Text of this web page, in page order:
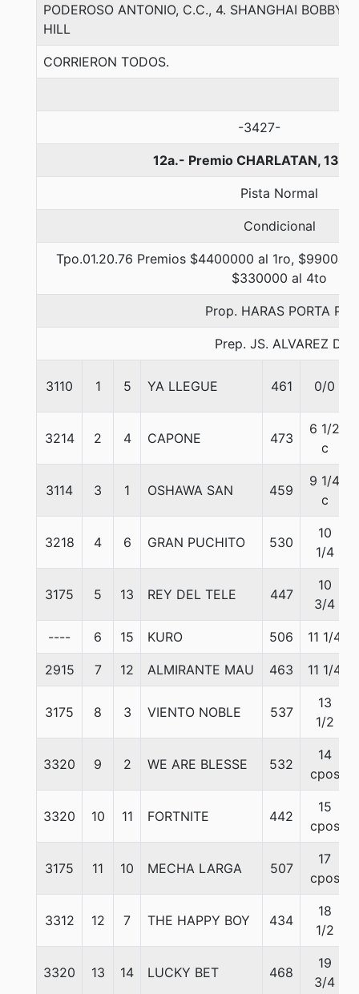
PODEROSO ANTONIO, C.C., 4. SHANGHAI BOBBY-
HILL
CORRIERON TODOS.
-3427-
12a.- Premio CHARLATAN,
Pista Normal
Condicional
Tpo.01.20.76 Premios $4400000 al 1ro,
$330000 al 4to
Prop. HARAS PORTA PIA
Prep. JS. ALVAREZ D.
3110 1 5 YA LLEGUE 461 0/0
3214 2 4 CAPONE 473
6 1/2
c
3114 3 1 OSHAWA SAN 459
9 1/4
c
3218 4 6 GRAN PUCHITO 530
10
1/4
3175 5 13 REY DEL TELE 447
10
3/4
---- 6 15 KURO 506 11 1/4
2915 7 12 ALMIRANTE MAU 463 11 1/4
3175 8 3 VIENTO NOBLE 537
13
1/2
3320 9 2 WE ARE BLESSE 532
14
cpos
3320 10 11 FORTNITE 442
15
cpos
3175 11 10 MECHA LARGA 507
17
cpos
3312 12 7 THE HAPPY BOY 434
18
1/2
3320 13 14 LUCKY BET 468
19
3/4